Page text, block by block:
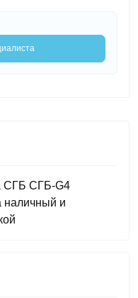
СГБ СГБ-G4
наличный и